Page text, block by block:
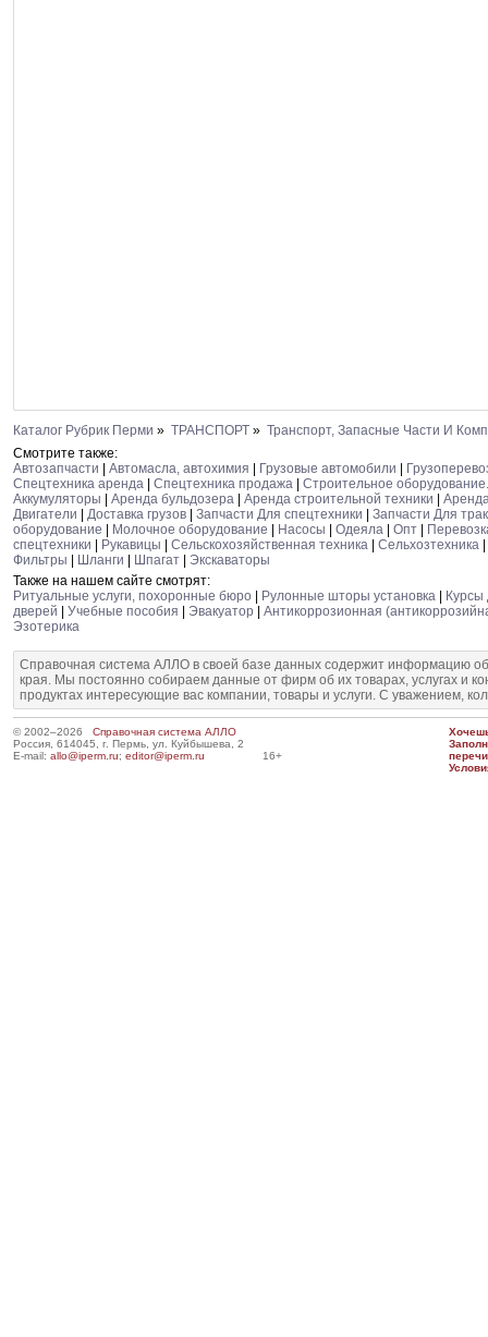
Каталог Рубрик Перми » ТРАНСПОРТ » Транспорт, Запасные Части И
Смотрите также:
Автозапчасти
Автомасла, автохимия Грузовые автомобили
Спецтехника аренда
Спецтехника продажа
Строительное
Аккумуляторы
Аренда бульдозера Аренда строительной техники
Двигатели
Доставка грузов Запчасти Для спецтехники
Запчасти Для
оборудование
Молочное оборудование Насосы Одеяла Опт
спецтехники
Рукавицы Сельскохозяйственная техника Сельхозтехника
Фильтры
Шланги Шпагат
Экскаваторы
Также на нашем сайте смотрят:
Ритуальные услуги, похоронные бюро
Рулонные шторы установка
дверей
Учебные пособия Эвакуатор
Антикоррозионная
Эзотерика
Справочная система АЛЛО в своей базе данных содержит информацию
края. Мы постоянно собираем данные от фирм об их товарах, услугах и
продуктах интересующие вас компании, товары и услуги. С уважением,
© 2002–2026 Справочная система АЛЛО
Россия, 614045, г. Пермь, ул. Куйбышева, 2
E-mail: allo@iperm.ru; editor@iperm.ru 16+